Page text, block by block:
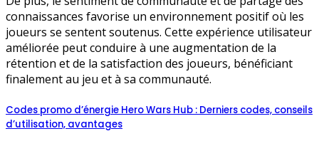
connaissances favorise un environnement positif où les
joueurs se sentent soutenus. Cette expérience utilisateur
améliorée peut conduire à une augmentation de la
rétention et de la satisfaction des joueurs, bénéficiant
finalement au jeu et à sa communauté.
Codes promo d’énergie Hero Wars Hub : Derniers codes, conseils
d’utilisation, avantages